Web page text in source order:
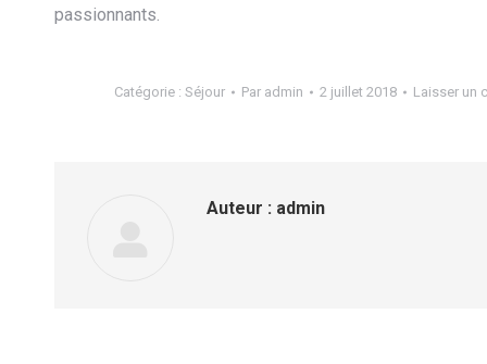
passionnants.
Catégorie : Séjour Par admin 2 juillet 2018 Laisser un
Auteur : admin